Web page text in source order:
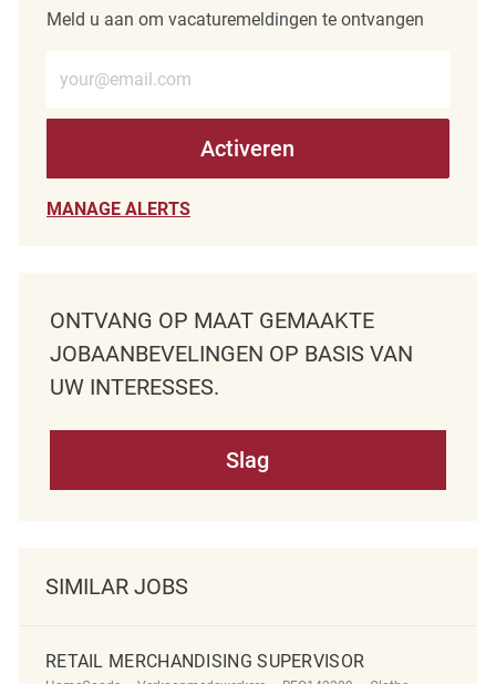
Meld u aan om vacaturemeldingen te ontvangen
Activeren
MANAGE ALERTS
ONTVANG OP MAAT GEMAAKTE
JOBAANBEVELINGEN OP BASIS VAN
UW INTERESSES.
Slag
SIMILAR JOBS
RETAIL MERCHANDISING SUPERVISOR